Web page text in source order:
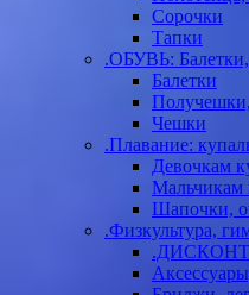
Сорочки
Тапки
.ОБУВЬ:
Балетки
Чешки
.Плавание:
Девочкам
Мальчикам
Шапочки,
.Физкультура,
.ДИСКОНТ